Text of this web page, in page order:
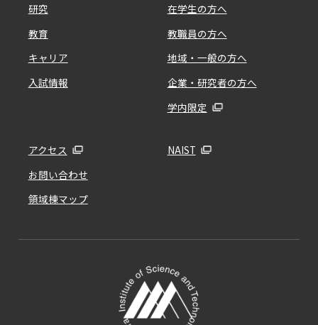
研究
教育
キャリア
入試情報
在学生の方へ
教職員の方へ
地域・一般の方へ
企業・研究者の方へ
学内限定
アクセス
お問い合わせ
領域棟マップ
NAIST